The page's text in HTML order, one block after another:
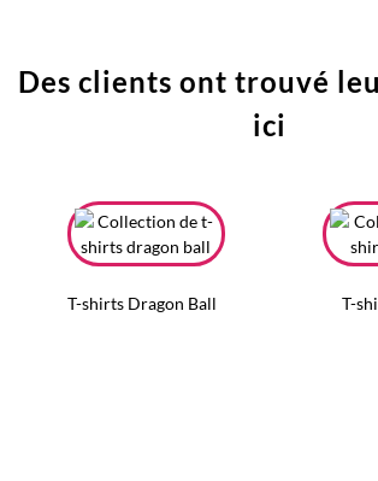
Des clients ont trouvé
ici
T-shirts Dragon Ball T-